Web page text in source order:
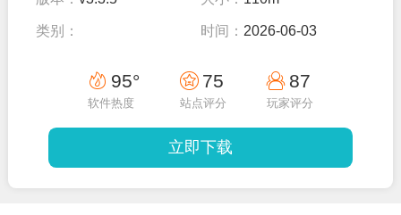
类别： 时间： 2026-06-03
95°
软件热度
75
站点评分
87
玩家评分
立即下载